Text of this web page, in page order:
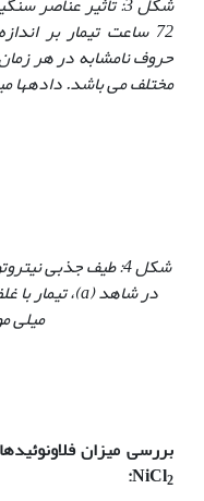
72 ساعت تیمار بر
حروف نامشابه در هر
مختلف می باشد. داده‏ها
در شاهد(a) ، تیمار با غلظت 30 میلی
میلی
بررسی میزان
NiCl2
: